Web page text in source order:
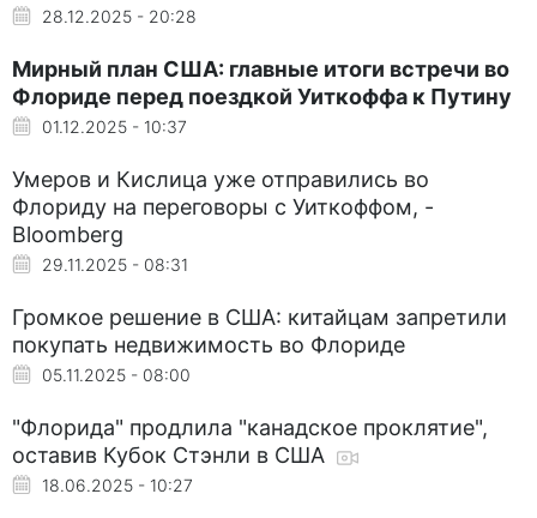
28.12.2025 - 20:28
Мирный план США: главные итоги встречи во
Флориде перед поездкой Уиткоффа к Путину
01.12.2025 - 10:37
Умеров и Кислица уже отправились во
Флориду на переговоры с Уиткоффом, -
Bloomberg
29.11.2025 - 08:31
Громкое решение в США: китайцам запретили
покупать недвижимость во Флориде
05.11.2025 - 08:00
"Флорида" продлила "канадское проклятие",
оставив Кубок Стэнли в США
18.06.2025 - 10:27